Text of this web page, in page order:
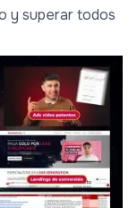
y superar todos